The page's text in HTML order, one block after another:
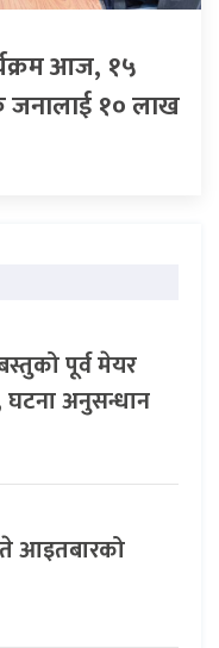
आज, १५
१० लाख
पूर्व मेयर
अनुसन्धान
आइतबारको